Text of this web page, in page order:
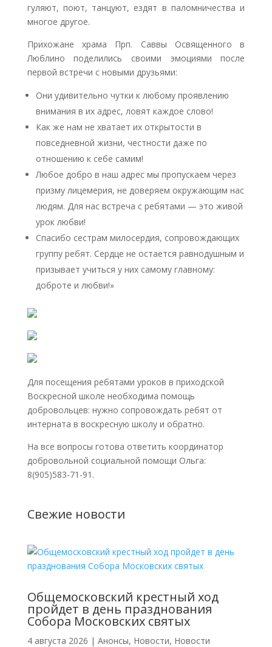
гуляют, поют, танцуют, ездят в паломничества и
многое другое.
Прихожане храма Прп. Саввы Освященного в
Люблино поделились своими эмоциями после
первой встречи с новыми друзьями:
Они удивительно чутки к любому проявлению
внимания в их адрес, ловят каждое слово!
Как же нам не хватает их открытости в
повседневной жизни, честности даже по
отношению к себе самим!
Любое добро в наш адрес мы пропускаем через
призму лицемерия, не доверяем окружающим нас
людям. Для нас встреча с ребятами — это живой
урок любви!
Спасибо сестрам милосердия, сопровождающих
группу ребят. Сердце не остается равнодушным и
призывает учиться у них самому главному:
доброте и любви!»
Для посещения ребятами уроков в приходской
Воскресной школе необходима помощь
добровольцев: нужно сопровождать ребят от
интерната в воскресную школу и обратно.
На все вопросы готова ответить координатор
добровольной социальной помощи Ольга:
8(905)583-71-91.
Свежие новости
Общемосковский крестный ход
пройдет в день празднования
Собора Московских святых
4 августа 2026 | Анонсы, Новости, Новости